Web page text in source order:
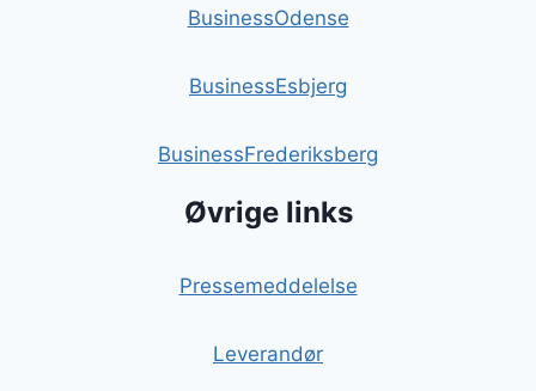
BusinessOdense
BusinessEsbjerg
BusinessFrederiksberg
Øvrige links
Pressemeddelelse
Leverandør